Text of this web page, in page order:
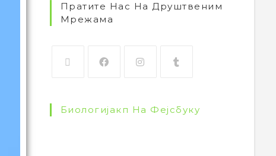
Пратите Нас На Друштвеним
Мрежама
Биологијакп На Фејсбуку